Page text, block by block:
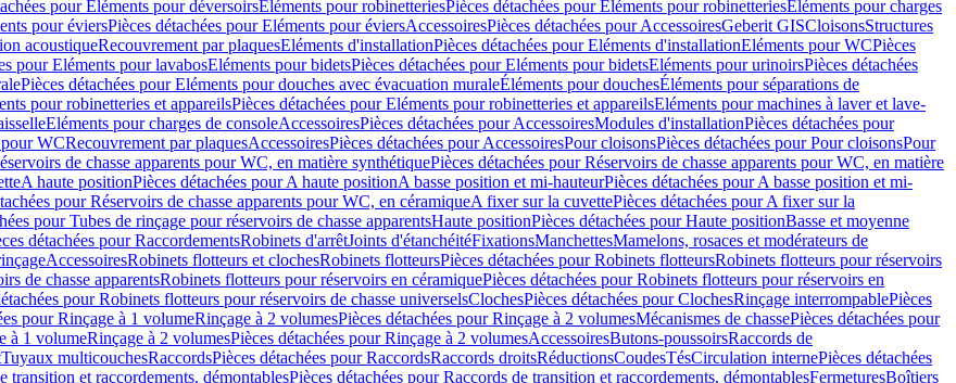
pour Eléments pour déversoirsEléments pour robinetteriesPièces détachées pour Eléments pour robinetteriesEléments pour charges
pour éviersPièces détachées pour Eléments pour éviersAccessoiresPièces détachées pour AccessoiresGeberit GISCloisonsStructures
acoustiqueRecouvrement par plaquesEléments d'installationPièces détachées pour Eléments d'installationEléments pour WCPièces
pour Eléments pour lavabosEléments pour bidetsPièces détachées pour Eléments pour bidetsEléments pour urinoirsPièces détachées
Pièces détachées pour Eléments pour douches avec évacuation muraleÉléments pour douchesÉléments pour séparations de
pour robinetteries et appareilsPièces détachées pour Eléments pour robinetteries et appareilsEléments pour machines à laver et lave-
Eléments pour charges de consoleAccessoiresPièces détachées pour AccessoiresModules d'installationPièces détachées pour
WCRecouvrement par plaquesAccessoiresPièces détachées pour AccessoiresPour cloisonsPièces détachées pour Pour cloisonsPour
de chasse apparents pour WC, en matière synthétiquePièces détachées pour Réservoirs de chasse apparents pour WC, en matière
A haute positionPièces détachées pour A haute positionA basse position et mi-hauteurPièces détachées pour A basse position et mi-
pour Réservoirs de chasse apparents pour WC, en céramiqueA fixer sur la cuvettePièces détachées pour A fixer sur la
pour Tubes de rinçage pour réservoirs de chasse apparentsHaute positionPièces détachées pour Haute positionBasse et moyenne
détachées pour RaccordementsRobinets d'arrêtJoints d'étanchéitéFixationsManchettesMamelons, rosaces et modérateurs de
AccessoiresRobinets flotteurs et clochesRobinets flotteursPièces détachées pour Robinets flotteursRobinets flotteurs pour réservoirs
de chasse apparentsRobinets flotteurs pour réservoirs en céramiquePièces détachées pour Robinets flotteurs pour réservoirs en
pour Robinets flotteurs pour réservoirs de chasse universelsClochesPièces détachées pour ClochesRinçage interrompablePièces
pour Rinçage à 1 volumeRinçage à 2 volumesPièces détachées pour Rinçage à 2 volumesMécanismes de chassePièces détachées pour
à 1 volumeRinçage à 2 volumesPièces détachées pour Rinçage à 2 volumesAccessoiresButons-poussoirsRaccords de
Tuyaux multicouchesRaccordsPièces détachées pour RaccordsRaccords droitsRéductionsCoudesTésCirculation internePièces détachées
transition et raccordements, démontablesPièces détachées pour Raccords de transition et raccordements, démontablesFermeturesBoîtiers